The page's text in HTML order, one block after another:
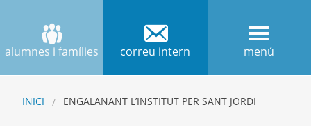
alumnes i famílies correu intern menú
INICI ENGALANANT L’INSTITUT PER SANT JORDI